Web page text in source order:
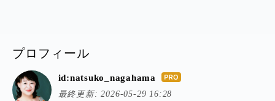
プロフィール
id:natsuko_nagahama
はて
なブ
最終更新:2026-05-29 16:28